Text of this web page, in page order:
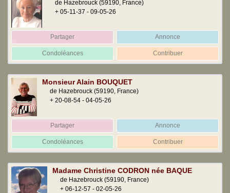
de Hazebrouck (59190, France)
+ 05-11-37 - 09-05-26
Partager Annonce
Condoléances Contribuer
Monsieur Alain BOUQUET
de Hazebrouck (59190, France)
+ 20-08-54 - 04-05-26
Partager Annonce
Condoléances Contribuer
Madame Christine CODRON née BAQUE
de Hazebrouck (59190, France)
+ 06-12-57 - 02-05-26